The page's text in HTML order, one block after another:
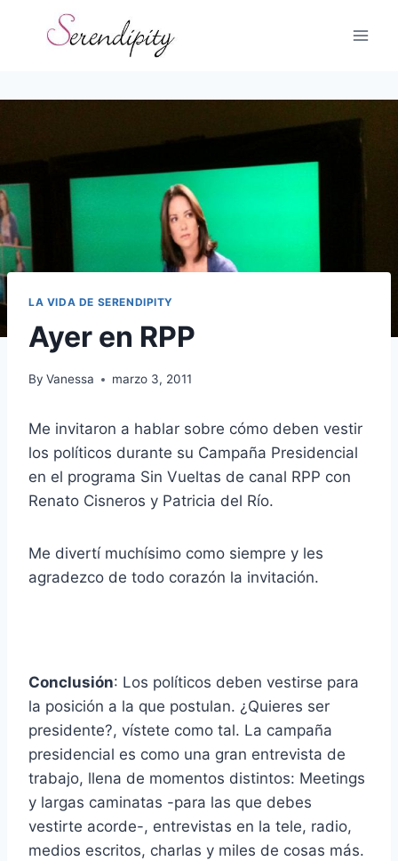
LA VIDA DE SERENDIPITY
Ayer en RPP
By Vanessa marzo 3, 2011
Me invitaron a hablar sobre cómo deben vestir
los políticos durante su Campaña Presidencial
en el programa Sin Vueltas de canal RPP con
Renato Cisneros y Patricia del Río.
Me divertí muchísimo como siempre y les
agradezco de todo corazón la invitación.
Conclusión: Los políticos deben vestirse para
la posición a la que postulan. ¿Quieres ser
presidente?, vístete como tal. La campaña
presidencial es como una gran entrevista de
trabajo, llena de momentos distintos: Meetings
y largas caminatas -para las que debes
vestirte acorde-, entrevistas en la tele, radio,
medios escritos, charlas y miles de cosas más.